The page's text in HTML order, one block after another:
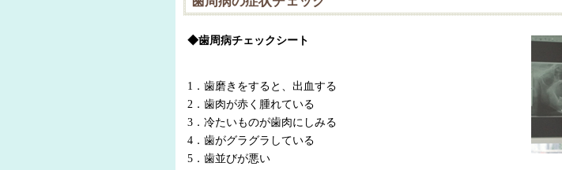
◆歯周病チェックシート
1．歯磨きをすると、出血する
2．歯肉が赤く腫れている
3．冷たいものが歯肉にしみる
4．歯がグラグラしている
5．歯並びが悪い